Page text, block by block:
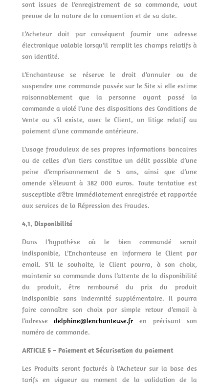
sont issues de l’enregistrement de sa commande, vaut
preuve de la nature de la convention et de sa date.
L’Acheteur doit par conséquent fournir une adresse
électronique valable lorsqu’il remplit les champs relatifs à
son identité.
L’Enchanteuse se réserve le droit d’annuler ou de
suspendre une commande passée sur le Site si elle estime
raisonnablement que la personne ayant passé la
commande a violé l’une des dispositions des Conditions de
Vente ou s’il existe, avec le Client, un litige relatif au
paiement d’une commande antérieure.
L’usage frauduleux de ses propres informations bancaires
ou de celles d’un tiers constitue un délit passible d’une
peine d’emprisonnement de 5 ans, ainsi que d’une
amende s’élevant à 382 000 euros. Toute tentative est
susceptible d’être immédiatement enregistrée et rapportée
aux services de la Répression des Fraudes.
4.1. Disponibilité
Dans l’hypothèse où le bien commandé serait
indisponible, L’Enchanteuse en informera le Client par
email. S’il le souhaite, le Client pourra, à son choix,
maintenir sa commande dans l’attente de la disponibilité
du produit, être remboursé du prix du produit
indisponible sans indemnité supplémentaire. Il pourra
faire connaître son choix par simple retour d’email à
l’adressedelphine@lenchanteuse.fr en précisant son
numéro de commande.
ARTICLE 5 – Paiement et Sécurisation du paiement
Les Produits seront facturés à l’Acheteur sur la base des
tarifs en vigueur au moment de la validation de la